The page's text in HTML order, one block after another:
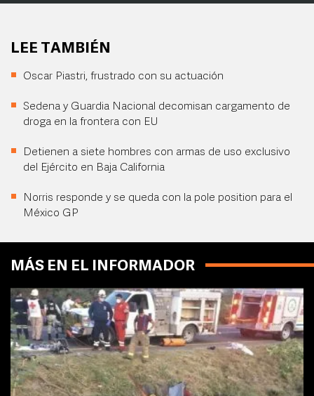
LEE TAMBIÉN
Oscar Piastri, frustrado con su actuación
Sedena y Guardia Nacional decomisan cargamento de
droga en la frontera con EU
Detienen a siete hombres con armas de uso exclusivo
del Ejército en Baja California
Norris responde y se queda con la pole position para el
México GP
MÁS EN EL INFORMADOR